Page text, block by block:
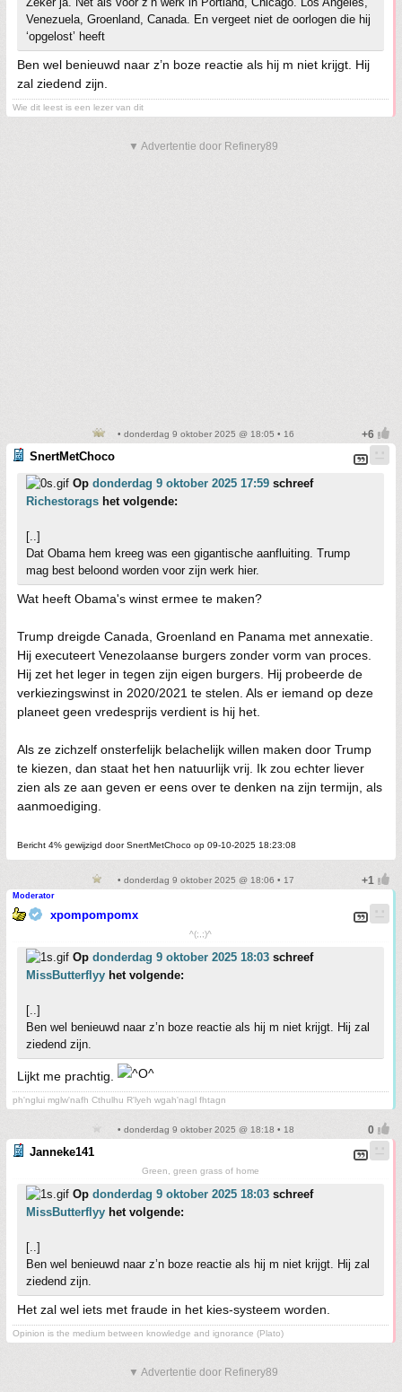
Venezuela, Groenland, Canada. En vergeet niet de oorlogen die hij
‘opgelost’ heeft
Ben wel benieuwd naar z’n boze reactie als hij m niet krijgt. Hij
zal ziedend zijn.
Wie dit leest is een lezer van dit
▼ Advertentie door Refinery89
• donderdag 9 oktober 2025 @ 18:05 • 16
SnertMetChoco
Op donderdag 9 oktober 2025 17:59 schreef
Richestorags het volgende:
[..]
Dat Obama hem kreeg was een gigantische aanfluiting. Trump
mag best beloond worden voor zijn werk hier.
Wat heeft Obama's winst ermee te maken?
Trump dreigde Canada, Groenland en Panama met annexatie.
Hij executeert Venezolaanse burgers zonder vorm van proces.
Hij zet het leger in tegen zijn eigen burgers. Hij probeerde de
verkiezingswinst in 2020/2021 te stelen. Als er iemand op deze
planeet geen vredesprijs verdient is hij het.
Als ze zichzelf onsterfelijk belachelijk willen maken door Trump
te kiezen, dan staat het hen natuurlijk vrij. Ik zou echter liever
zien als ze aan geven er eens over te denken na zijn termijn, als
aanmoediging.
Bericht 4% gewijzigd door SnertMetChoco op 09-10-2025 18:23:08
• donderdag 9 oktober 2025 @ 18:06 • 17
Moderator
xpompompomx
^(;,;)^
Op donderdag 9 oktober 2025 18:03 schreef
MissButterflyy het volgende:
[..]
Ben wel benieuwd naar z’n boze reactie als hij m niet krijgt. Hij zal
ziedend zijn.
Lijkt me prachtig.
ph'nglui mglw'nafh Cthulhu R'lyeh wgah'nagl fhtagn
• donderdag 9 oktober 2025 @ 18:18 • 18
Janneke141
Green, green grass of home
Op donderdag 9 oktober 2025 18:03 schreef
MissButterflyy het volgende:
[..]
Ben wel benieuwd naar z’n boze reactie als hij m niet krijgt. Hij zal
ziedend zijn.
Het zal wel iets met fraude in het kies-systeem worden.
Opinion is the medium between knowledge and ignorance (Plato)
▼ Advertentie door Refinery89